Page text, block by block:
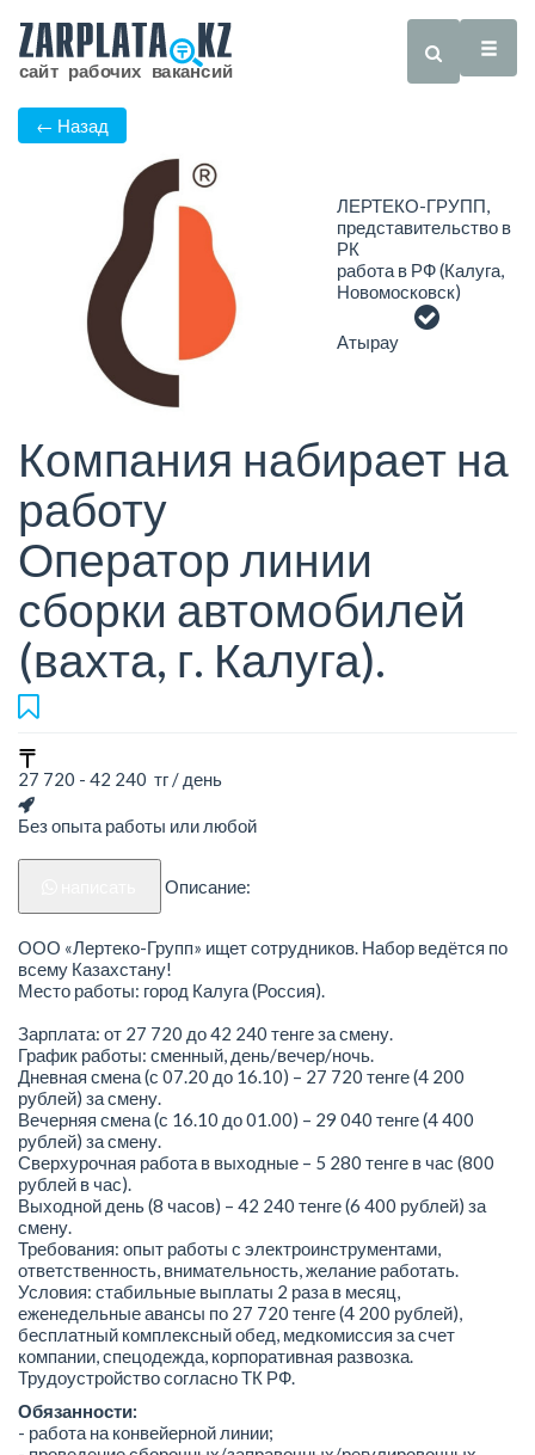
← Назад
ЛЕРТЕКО-ГРУПП,
представительство в
РК
работа в РФ (Калуга,
Новомосковск)
Атырау
Компания набирает на
работу
Оператор линии
сборки автомобилей
(вахта, г. Калуга).
27 720 - 42 240 тг / день
Без опыта работы или любой
Описание:
ООО «Лертеко-Групп» ищет сотрудников. Набор ведётся по
всему Казахстану!
Место работы: город Калуга (Россия).
Зарплата: от 27 720 до 42 240 тенге за смену.
График работы: сменный, день/вечер/ночь.
Дневная смена (с 07.20 до 16.10) – 27 720 тенге (4 200
рублей) за смену.
Вечерняя смена (с 16.10 до 01.00) – 29 040 тенге (4 400
рублей) за смену.
Сверхурочная работа в выходные – 5 280 тенге в час (800
рублей в час).
Выходной день (8 часов) – 42 240 тенге (6 400 рублей) за
смену.
Требования: опыт работы с электроинструментами,
ответственность, внимательность, желание работать.
Условия: стабильные выплаты 2 раза в месяц,
еженедельные авансы по 27 720 тенге (4 200 рублей),
бесплатный комплексный обед, медкомиссия за счет
компании, спецодежда, корпоративная развозка.
Трудоустройство согласно ТК РФ.
Обязанности:
- работа на конвейерной линии;